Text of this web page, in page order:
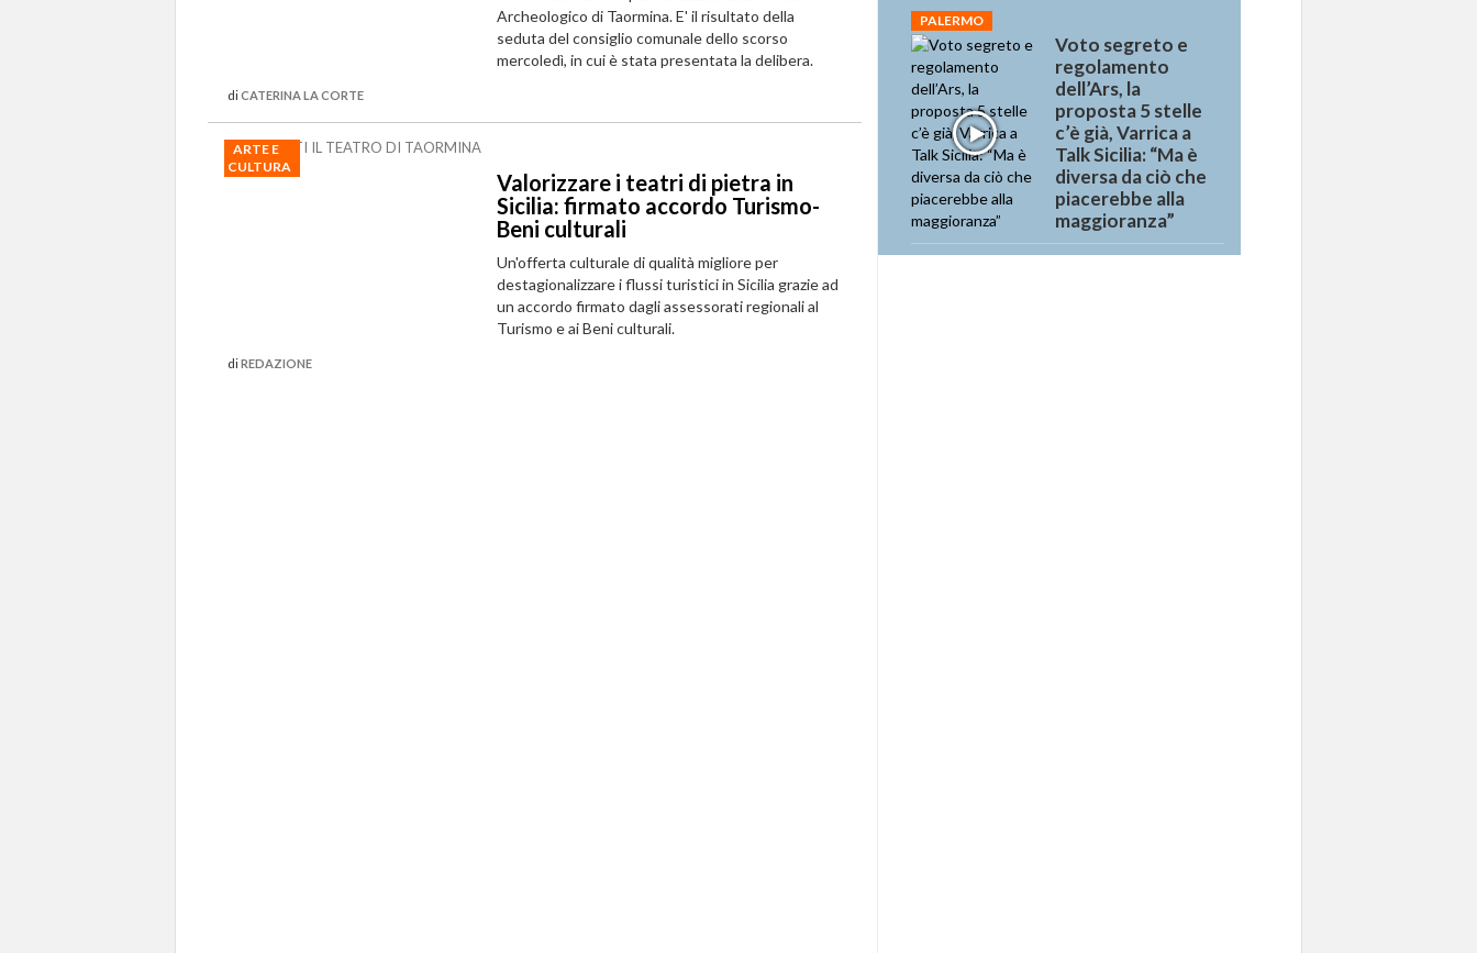
Archeologico di Taormina.E' il risultato della
seduta del consiglio comunale dello scorso
mercoledì, in cui è stata presentata la delibera.
diCATERINA LA CORTE
TRA QUESTI IL TEATRO DI TAORMINA
ARTE E
CULTURA
Valorizzare i teatri di pietra in
Sicilia: firmato accordo Turismo-
Beni culturali
Un'offerta culturale di qualità migliore per
destagionalizzare i flussi turistici in Sicilia grazie ad
un accordo firmato dagli assessorati regionali al
Turismo e ai Beni culturali.
diREDAZIONE
PALERMO
Voto segreto e
regolamento
dell’Ars, la
proposta 5 stelle
c’è già, Varrica a
Talk Sicilia: “Ma è
diversa da ciò che
piacerebbe alla
maggioranza”